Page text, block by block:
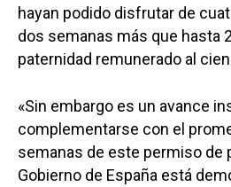
hayan podido disfrutar de
dos semanas más que hasta
paternidad remunerado al
«Sin embargo es un avance
complementarse con el
semanas de este permiso de
Gobierno de España está